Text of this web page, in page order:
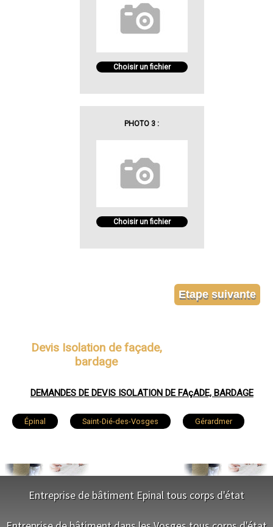
Choisir un fichier
PHOTO 3 :
Choisir un fichier
Devis Isolation de façade,
bardage
DEMANDES DE DEVIS ISOLATION DE FAçADE, BARDAGE
Épinal Saint-Dié-des-Vosges Gérardmer
Neufchâteau Raon-l'Étape Mirecourt
Rambervillers
Entreprise de bâtiment Epinal tous corps d'état